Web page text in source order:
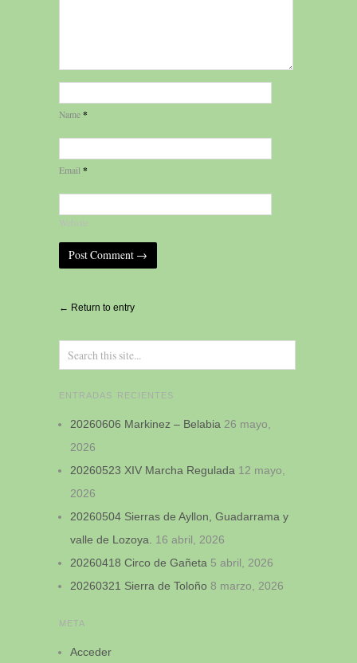
Name *
Email *
Website
Alternative:
← Return to entry
ENTRADAS RECIENTES
20260606 Markinez – Belabia 26 mayo,
2026
20260523 XIV Marcha Regulada 12 mayo,
2026
20260504 Sierras de Ayllon, Guadarrama y
valle de Lozoya. 16 abril, 2026
20260418 Circo de Gañeta 5 abril, 2026
20260321 Sierra de Toloño 8 marzo, 2026
META
Acceder